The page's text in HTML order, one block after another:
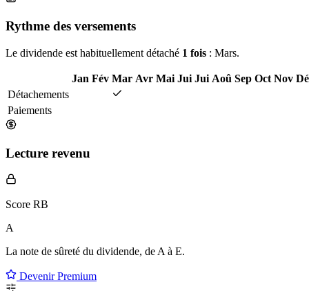
Rythme des versements
Le dividende est habituellement détaché 1 fois : Mars.
Jan Fév Mar Avr Mai Jui Jui Aoû Sep Oct Nov
Détachements
Paiements
Lecture revenu
Score RB
A
La note de sûreté du dividende, de A à E.
Devenir Premium